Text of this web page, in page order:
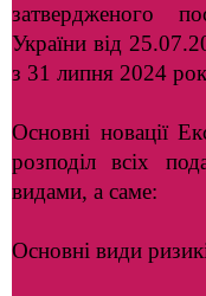
затвердженого
України від
з 31 липня 2024
Основні новації
розподіл всіх
видами, а саме:
Основні види